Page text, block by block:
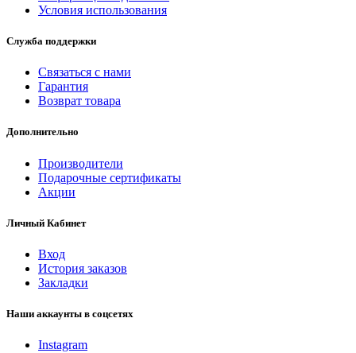
Условия использования
Служба поддержки
Связаться с нами
Гарантия
Возврат товара
Дополнительно
Производители
Подарочные сертификаты
Акции
Личный Кабинет
Вход
История заказов
Закладки
Наши аккаунты в соцсетях
Instagram